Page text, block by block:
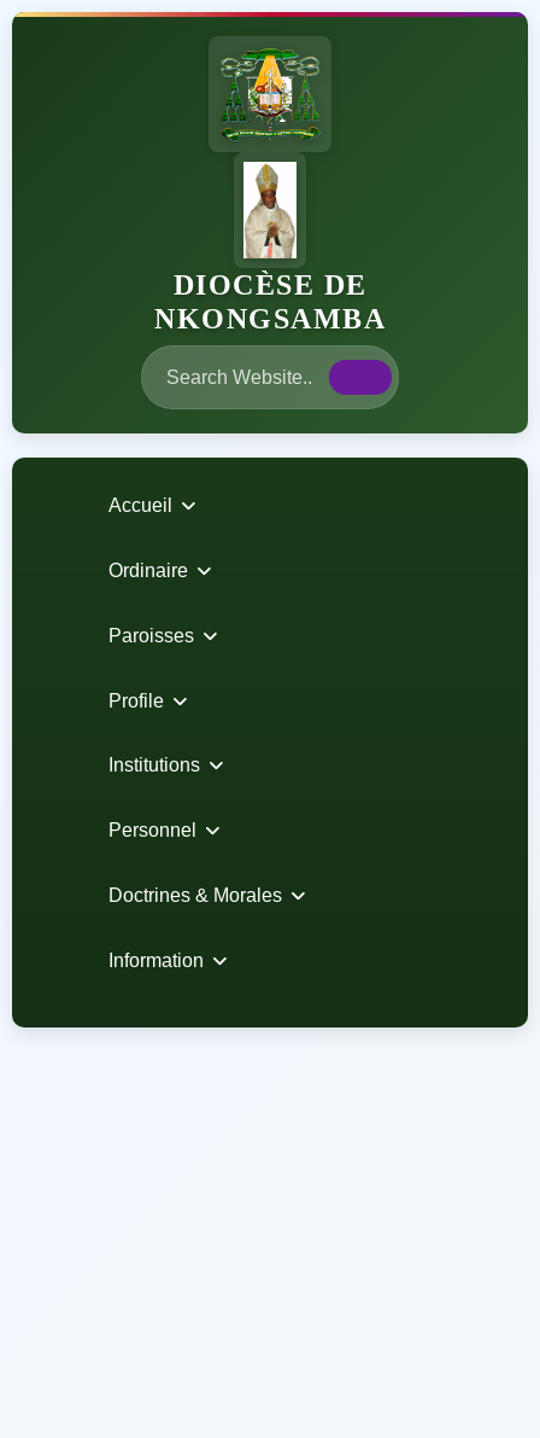
DIOCÈSE DE
NKONGSAMBA
Accueil
Ordinaire
Paroisses
Profile
Institutions
Personnel
Doctrines & Morales
Information